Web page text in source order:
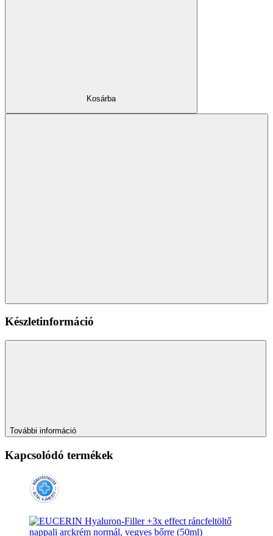
Kosárba
Készletinformáció
További információ
Kapcsolódó termékek